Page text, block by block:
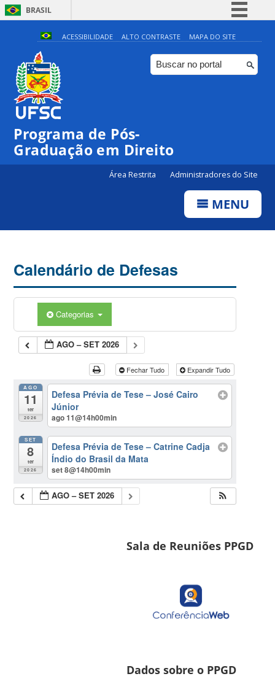
BRASIL
Simplifique!
Comunica BR
Participe
ACESSIBILIDADE ALTO CONTRASTE MAPA DO SITE
Programa de Pós-
Graduação em Direito
Área Restrita Administradores do Site
MENU
Calendário de Defesas
Categorias
AGO – SET 2026
Fechar Tudo Expandir Tudo
AGO
11
ter
2026
Defesa Prévia de Tese – José Cairo
Júnior
ago 11@14h00min
SET
8
ter
2026
Defesa Prévia de Tese – Catrine Cadja
Índio do Brasil da Mata
set 8@14h00min
AGO – SET 2026
Sala de Reuniões PPGD
Dados sobre o PPGD